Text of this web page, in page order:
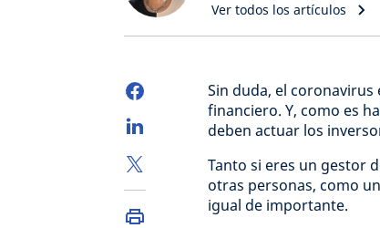
Ver todos los artículos
Sin duda, el
financiero. Y, como es
deben actuar los
Tanto si eres un gestor
otras personas, como
igual de importante.